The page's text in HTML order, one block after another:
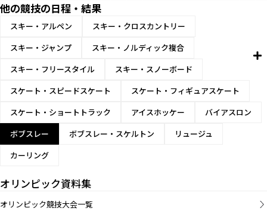
他の競技の日程・結果
スキー・アルペン
スキー・クロスカントリー
スキー・ジャンプ
スキー・ノルディック複合
スキー・フリースタイル
スキー・スノーボード
スケート・スピードスケート
スケート・フィギュアスケート
スケート・ショートトラック
アイスホッケー
バイアスロン
ボブスレー
ボブスレー・スケルトン
リュージュ
カーリング
オリンピック資料集
オリンピック競技大会一覧